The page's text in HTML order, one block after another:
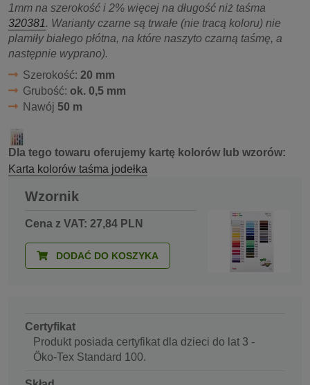
1mm na szerokość i 2% więcej na długość niż taśma
320381. Warianty czarne są trwałe (nie tracą koloru) nie
plamiły białego płótna, na które naszyto czarną taśmę, a
następnie wyprano).
Szerokość: 20 mm
Grubość: ok. 0,5 mm
Nawój 50 m
Dla tego towaru oferujemy kartę kolorów lub wzorów:
Karta kolorów taśma jodełka
Wzornik
Cena z VAT: 27,84 PLN
DODAĆ DO KOSZYKA
Certyfikat
Produkt posiada certyfikat dla dzieci do lat 3 -
Öko-Tex Standard 100.